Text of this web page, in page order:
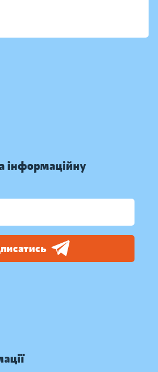
інформаційну